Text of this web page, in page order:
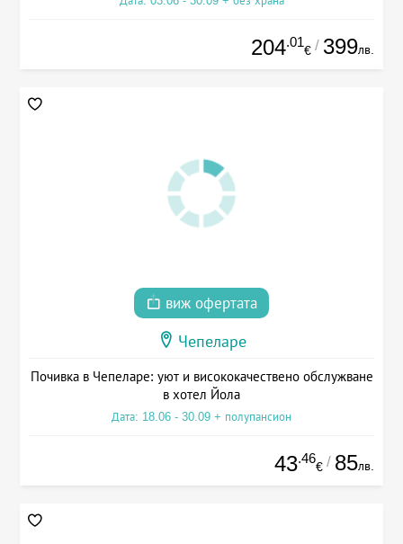
204.01
€ / 399лв.
виж офертата
Чепеларе
Почивка в Чепеларе: уют и висококачествено обслужване
в хотел Йола
Дата: 18.06 - 30.09 + полупансион
43.46
€ / 85лв.